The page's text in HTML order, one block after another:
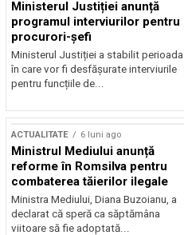
Ministerul Justiției anunță
programul interviurilor pentru
procurori-șefi
Ministerul Justiției a stabilit perioada
în care vor fi desfășurate interviurile
pentru funcțiile de...
ACTUALITATE 6 luni ago
Ministrul Mediului anunță
reforme în Romsilva pentru
combaterea tăierilor ilegale
Ministra Mediului, Diana Buzoianu, a
declarat că speră ca săptămâna
viitoare să fie adoptată...